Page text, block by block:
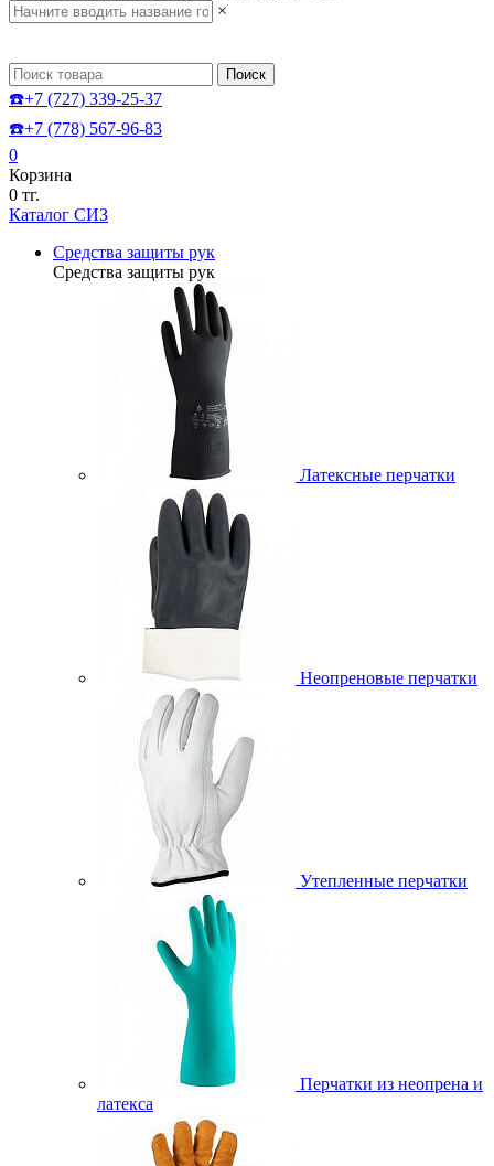
×
Поиск
☎️+7 (727) 339-25-37
☎️+7 (778) 567-96-83
0
Корзина
0 тг.
Каталог СИЗ
Средства защиты рук
Средства защиты рук
Латексные перчатки
Неопреновые перчатки
Утепленные перчатки
Перчатки из неопрена и
латекса